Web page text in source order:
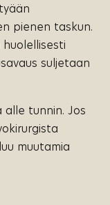
pienen taskun.
suljetaan
alle tunnin. Jos
muutamia